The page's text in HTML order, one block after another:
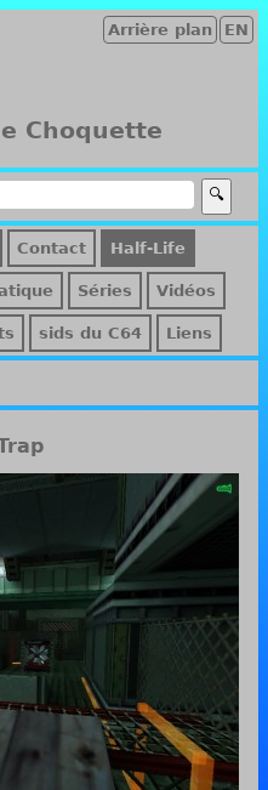
EN
Arrière plan
Choquette
Contact Half-Life
Séries Vidéos
sids du C64 Liens